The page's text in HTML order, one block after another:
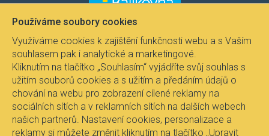
Používáme soubory cookies
Využíváme cookies k zajištění funkčnosti webu a s Vaším
souhlasem pak i analytické a marketingové.
Kliknutím na tlačítko „Souhlasím“ vyjádříte svůj souhlas s
užitím souborů cookies a s užitím a předáním údajů o
chování na webu pro zobrazení cílené reklamy na
sociálních sítích a v reklamních sítích na dalších webech
našich partnerů. Nastavení cookies, personalizace a
reklamy si můžete změnit kliknutím na tlačítko „Upravit